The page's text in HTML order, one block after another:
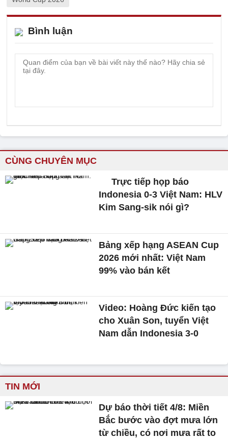
Bình luận
CÙNG CHUYÊN MỤC
Trực tiếp họp báo
Indonesia 0-3 Việt Nam: HLV
Kim Sang-sik nói gì?
Bảng xếp hạng ASEAN Cup
2026 mới nhất: Việt Nam
99% vào bán kết
Video: Hoàng Đức kiến tạo
cho Xuân Son, tuyển Việt
Nam dẫn Indonesia 3-0
TIN MỚI
Dự báo thời tiết 4/8: Miền
Bắc bước vào đợt mưa lớn
từ chiều, có nơi mưa rất to